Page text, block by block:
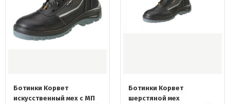
Ботинки Корвет
искусственный мех с МП
Ботинки Корвет
шерстяной мех